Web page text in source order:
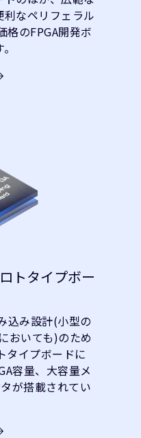
なペリフェラル
格のFPGA開発ボ
トタイプボー
込み設計(小型の
おいても)のため
タイプボードに
容量、大容量メ
が搭載されてい